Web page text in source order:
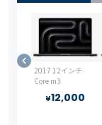
2017 12インチ
Core m3
¥12,000